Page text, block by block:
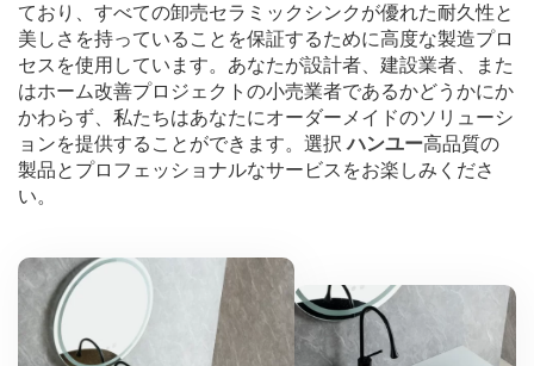
ており、すべての卸売セラミックシンクが優れた耐久性と
美しさを持っていることを保証するために高度な製造プロ
セスを使用しています。あなたが設計者、建設業者、また
はホーム改善プロジェクトの小売業者であるかどうかにか
かわらず、私たちはあなたにオーダーメイドのソリューシ
ョンを提供することができます。選択ハンユー高品質の
製品とプロフェッショナルなサービスをお楽しみくださ
い。